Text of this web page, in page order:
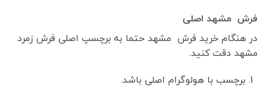
فرش مشهد اصلی
در هنگام خرید فرش مشهد حتما به برچسپ اصلی فرش زمرد
مشهد دقت کنید.
برچسب با هولوگرام اصلی باشد.